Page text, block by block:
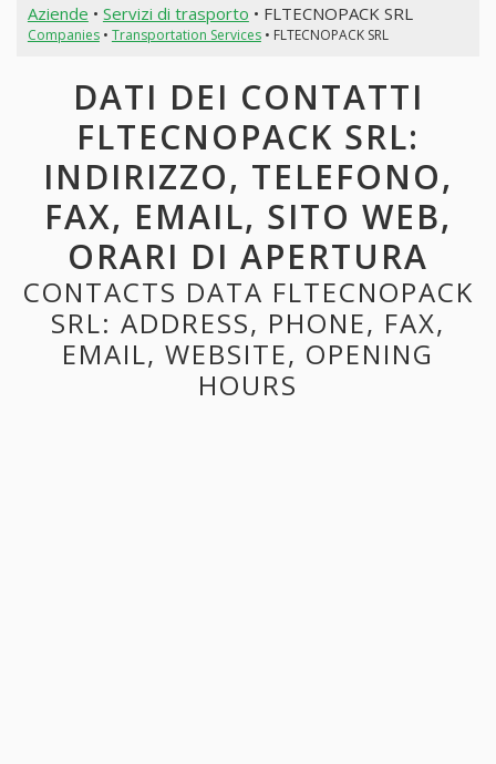
Aziende • Servizi di trasporto • FLTECNOPACK SRL
Companies• Transportation Services• FLTECNOPACK SRL
DATI DEI CONTATTI
FLTECNOPACK SRL:
INDIRIZZO, TELEFONO,
FAX, EMAIL, SITO WEB,
ORARI DI APERTURA
CONTACTS DATA FLTECNOPACK
SRL: ADDRESS, PHONE, FAX,
EMAIL, WEBSITE, OPENING
HOURS